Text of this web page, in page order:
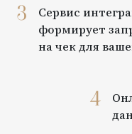
3
Сервис
формирует
на чек для
4